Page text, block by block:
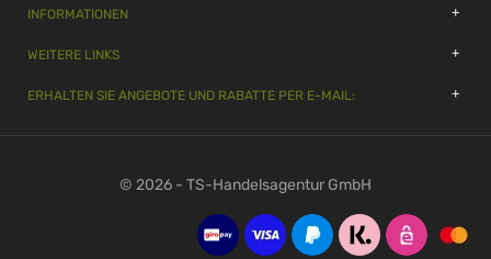
INFORMATIONEN
WEITERE LINKS
ERHALTEN SIE ANGEBOTE UND RABATTE PER E-MAIL:
© 2026 - TS-Handelsagentur GmbH